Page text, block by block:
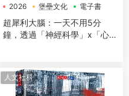
2026 堡壘文化 電子書
超犀利大腦：一天不用5分
鐘，透過「神經科學」x「心
讓大腦潛能發揮到極緻，變得
超犀利！
人文社科